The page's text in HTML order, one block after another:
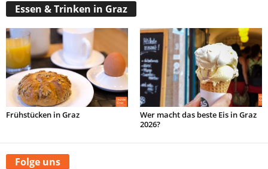
Essen & Trinken in Graz
Frühstücken in Graz
Wer macht das beste Eis in Graz
2026?
Folge uns